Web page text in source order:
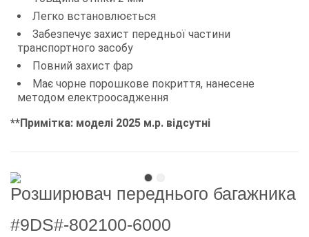
Легко встановлюється
Забезпечує захист передньої частини
транспортного засобу
Повний захист фар
Має чорне порошкове покриття, нанесене
методом електроосадження
**Примітка: моделі 2025 м.р. відсутні
Розширювач переднього багажника
#9DS#-802100-6000